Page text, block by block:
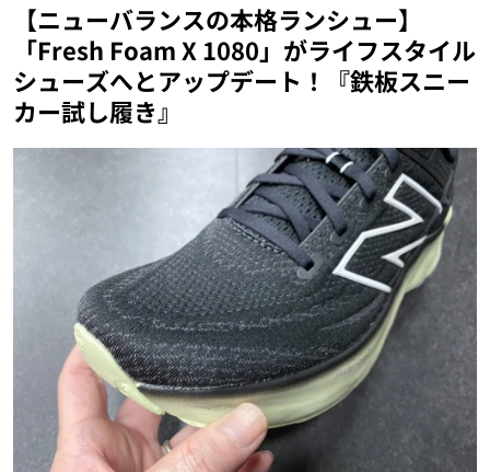
【ニューバランスの本格ランシュー】
「Fresh Foam X 1080」がライフスタイル
シューズへとアップデート！『鉄板スニー
カー試し履き』